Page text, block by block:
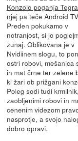
Konzolo poganja
njej pa teče Android
Preden pokukamo v
notranjost, si jo
zunaj. Oblikovana je v
Nvidiinem slogu, to
ostri robovi, mešanica
in mat črne ter zelene
ki žari ob prižgani
Poleg sodi tudi
zaobljenimi robovi in
cenenim videzom
nasprotje, a svojo
dobro opravi.